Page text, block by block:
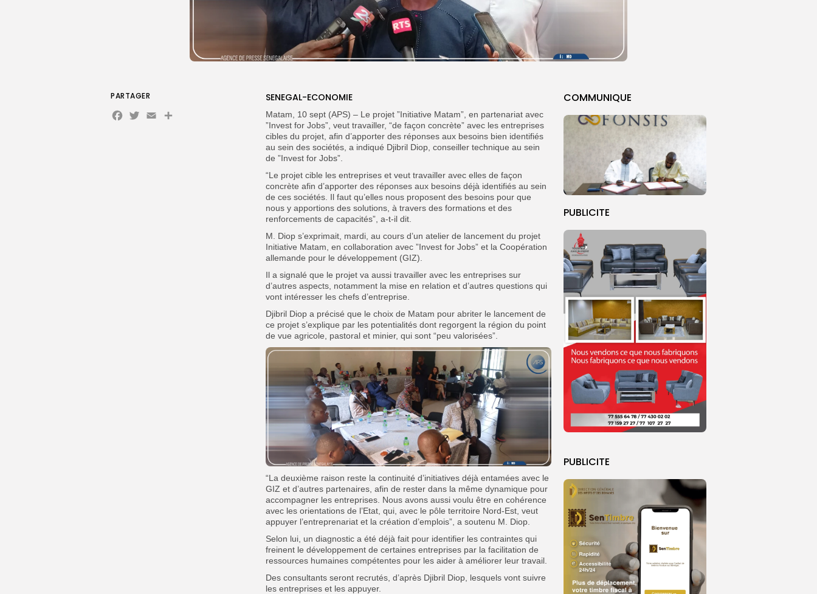
COMMUNIQUE
PUBLICITE
PUBLICITE
SENEGAL-ECONOMIE
Matam, 10 sept (APS) – Le projet ”Initiative Matam”, en partenariat avec
”Invest for Jobs”, veut travailler, “de façon concrète” avec les entreprises
cibles du projet, afin d’apporter des réponses aux besoins bien identifiés
au sein des sociétés, a indiqué Djibril Diop, conseiller technique au sein
de ”Invest for Jobs”.
“Le projet cible les entreprises et veut travailler avec elles de façon
concrète afin d’apporter des réponses aux besoins déjà identifiés au sein
de ces sociétés. Il faut qu’elles nous proposent des besoins pour que
nous y apportions des solutions, à travers des formations et des
renforcements de capacités”, a-t-il dit.
M. Diop s’exprimait, mardi, au cours d’un atelier de lancement du projet
Initiative Matam, en collaboration avec ”Invest for Jobs” et la Coopération
allemande pour le développement (GIZ).
Il a signalé que le projet va aussi travailler avec les entreprises sur
d’autres aspects, notamment la mise en relation et d’autres questions qui
vont intéresser les chefs d’entreprise.
Djibril Diop a précisé que le choix de Matam pour abriter le lancement de
ce projet s’explique par les potentialités dont regorgent la région du point
de vue agricole, pastoral et minier, qui sont “peu valorisées”.
“La deuxième raison reste la continuité d’initiatives déjà entamées avec le
GIZ et d’autres partenaires, afin de rester dans la même dynamique pour
accompagner les entreprises. Nous avons aussi voulu être en cohérence
avec les orientations de l’Etat, qui, avec le pôle territoire Nord-Est, veut
appuyer l’entreprenariat et la création d’emplois”, a soutenu M. Diop.
Selon lui, un diagnostic a été déjà fait pour identifier les contraintes qui
freinent le développement de certaines entreprises par la facilitation de
ressources humaines compétentes pour les aider à améliorer leur travail.
Des consultants seront recrutés, d’après Djibril Diop, lesquels vont suivre
les entreprises et les appuyer.
PARTAGER
Facebook
Twitter
EmailPartager